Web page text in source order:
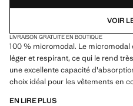
VOIR
LIVRAISON GRATUITE EN BOUTIQUE
100 % micromodal. Le micromodal
léger et respirant, ce qui le rend
une excellente capacité
choix idéal pour les vêtements en
EN LIRE PLUS